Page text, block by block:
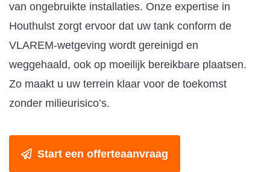
van ongebruikte installaties. Onze expertise in
Houthulst zorgt ervoor dat uw tank conform de
VLAREM-wetgeving wordt gereinigd en
weggehaald, ook op moeilijk bereikbare plaatsen.
Zo maakt u uw terrein klaar voor de toekomst
zonder milieurisico’s.
Start een offerteaanvraag